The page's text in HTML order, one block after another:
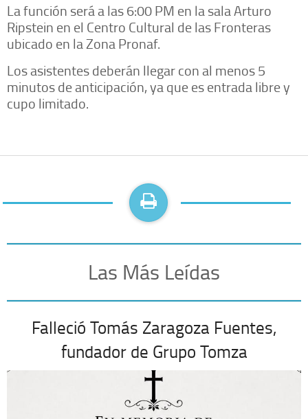
La función será a las 6:00 PM en la sala Arturo
Ripstein en el Centro Cultural de las Fronteras
ubicado en la Zona Pronaf.
Los asistentes deberán llegar con al menos 5
minutos de anticipación, ya que es entrada libre y
cupo limitado.
Las Más Leídas
Falleció Tomás Zaragoza Fuentes,
fundador de Grupo Tomza